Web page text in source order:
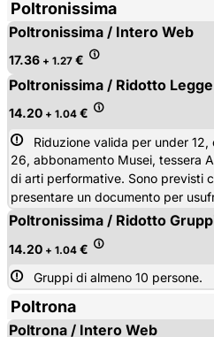
Poltronissima
Poltronissima / Intero Web
17.36 + 1.27 €
Poltronissima / Ridotto
14.20 + 1.04 €
Riduzione valida per under
26, abbonamento Musei, tessera
di arti performative. Sono previsti
presentare un documento per
Poltronissima / Ridotto
14.20 + 1.04 €
Gruppi di almeno 10 persone.
Poltrona
Poltrona / Intero Web